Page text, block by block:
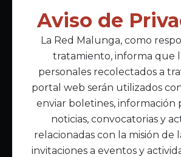
Acepto lapolítica de
Enlaces Principales
Inicio
Acerca de Malunga
Nuestra misión
Quiénes somos
Aviso de
La Red Malunga, como
tratamiento, informa que
personales recolectados a
portal web serán utilizados
enviar boletines, información
noticias, convocatorias y
relacionadas con la misión de
invitaciones a eventos y